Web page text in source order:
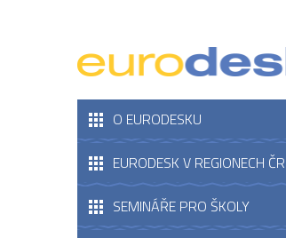
O EURODESKU
EURODESK V REGIONECH ČR
SEMINÁŘE PRO ŠKOLY